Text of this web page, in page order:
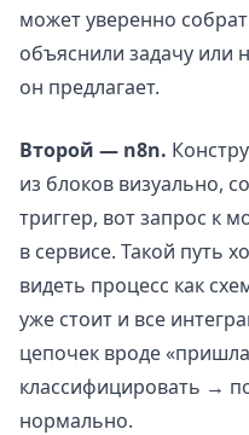
может уверенно
объяснили задачу или
он предлагает.
Второй — n8n.
из блоков визуально,
триггер, вот запрос к
в сервисе. Такой путь
видеть процесс как
уже стоит и все
цепочек вроде
классифицировать →
нормально.